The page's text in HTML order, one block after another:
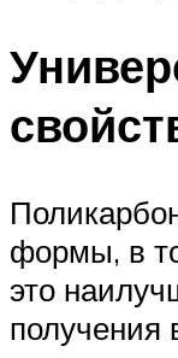
формы, в
это
получения